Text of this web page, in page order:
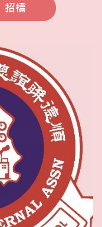
招標